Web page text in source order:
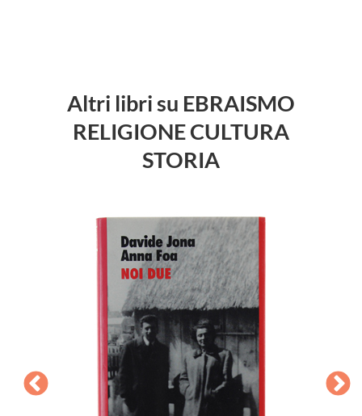
Altri libri su EBRAISMO
RELIGIONE CULTURA
STORIA